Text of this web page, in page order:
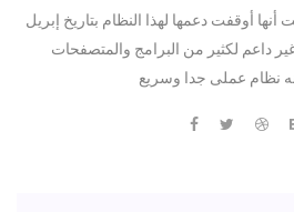
أوقفت دعمها لهذا النظام بتاريخ إبريل
جعلة غير داعم لكثير من البرامج والمتصفحات
نظام عملى جدا وسريع